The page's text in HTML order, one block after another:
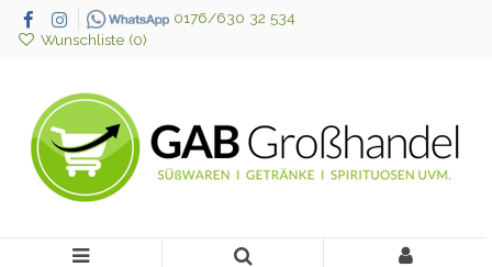
0176/630 32 534
Wunschliste (0)